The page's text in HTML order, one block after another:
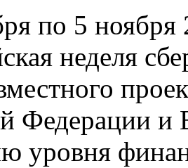
по 5 ноября
неделя
Федерации и
уровня